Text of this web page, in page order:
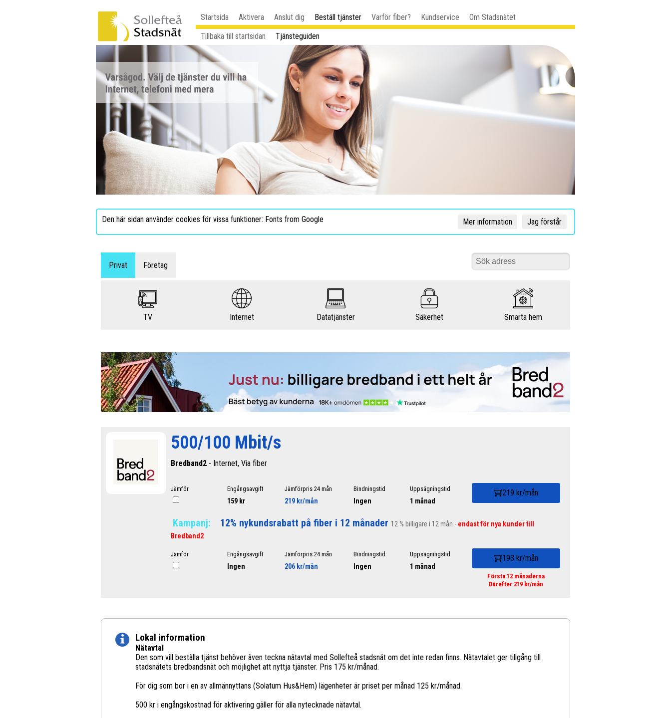
Startsida Aktivera Anslut dig Beställ tjänster Varför fiber? Kundservice
Om Stadsnätet
Tillbaka till startsidan
Tjänsteguiden
Den här sidan använder cookies för vissa funktioner: Fonts from Google Jag förstår
Mer information
Privat Företag
TV Internet Datatjänster Säkerhet Smarta hem
500/100 Mbit/s
Bredband2 - Internet, Via fiber
Jämför Engångsavgift
159 kr
Jämförpris 24 mån
219 kr/mån
Bindningstid
Ingen
Uppsägningstid
1 månad
219 kr/mån
Kampanj: 12% nykundsrabatt på fiber i 12 månader 12 % billigare i 12 mån - endast för nya kunder till
Bredband2
Jämför Engångsavgift
Ingen
Jämförpris 24 mån
206 kr/mån
Bindningstid
Ingen
Uppsägningstid
1 månad
193 kr/mån
Första 12 månaderna
Därefter 219 kr/mån
Lokal information
Nätavtal
Den som vill beställa tjänst behöver även teckna nätavtal med Sollefteå stadsnät om det inte redan finns. Nätavtalet ger tillgång till
stadsnätets bredbandsnät och möjlighet att nyttja tjänster. Pris 175 kr/månad.
För dig som bor i en av allmännyttans (Solatum Hus&Hem) lägenheter är priset per månad 125 kr/månad.
500 kr i engångskostnad för aktivering gäller för alla nytecknade nätavtal.